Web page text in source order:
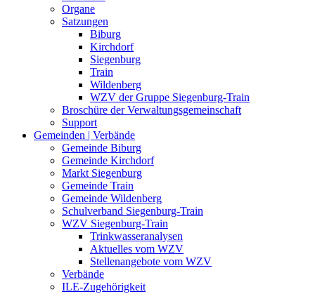
Organe
Satzungen
Biburg
Kirchdorf
Siegenburg
Train
Wildenberg
WZV der Gruppe Siegenburg-Train
Broschüre der Verwaltungsgemeinschaft
Support
Gemeinden | Verbände
Gemeinde Biburg
Gemeinde Kirchdorf
Markt Siegenburg
Gemeinde Train
Gemeinde Wildenberg
Schulverband Siegenburg-Train
WZV Siegenburg-Train
Trinkwasseranalysen
Aktuelles vom WZV
Stellenangebote vom WZV
Verbände
ILE-Zugehörigkeit